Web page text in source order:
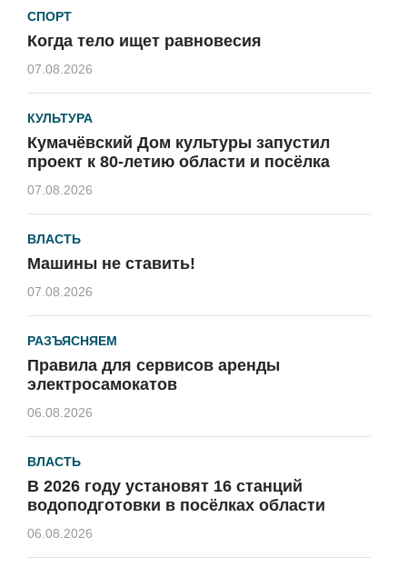
СПОРТ
Когда тело ищет равновесия
07.08.2026
КУЛЬТУРА
Кумачёвский Дом культуры запустил
проект к 80-летию области и посёлка
07.08.2026
ВЛАСТЬ
Машины не ставить!
07.08.2026
РАЗЪЯСНЯЕМ
Правила для сервисов аренды
электросамокатов
06.08.2026
ВЛАСТЬ
В 2026 году установят 16 станций
водоподготовки в посёлках области
06.08.2026